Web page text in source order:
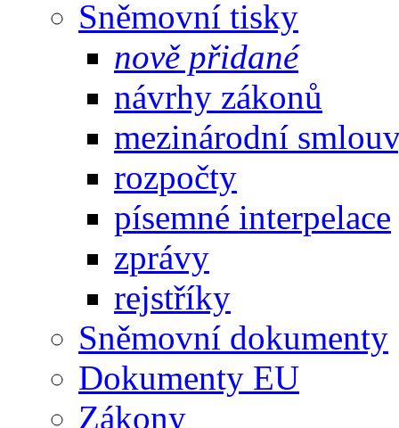
Sněmovní tisky
nově přidané
návrhy zákonů
mezinárodní
rozpočty
písemné interpelace
zprávy
rejstříky
Sněmovní dokumenty
Dokumenty EU
Zákony